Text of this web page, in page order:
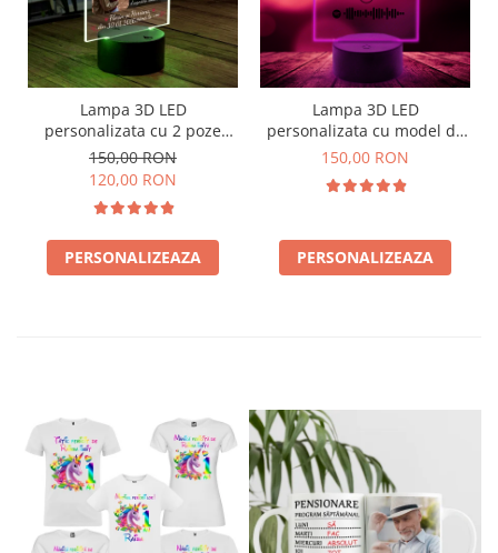
Lampa 3D LED
personalizata cu 2 poze
nume,data si text Te-am
gasit fara sa te caut..
150,00 RON
120,00 RON
PERSONALIZEAZA
Lampa 3D LED
personalizata cu model de
Spotify cu poza
150,00 RON
PERSONALIZEAZA